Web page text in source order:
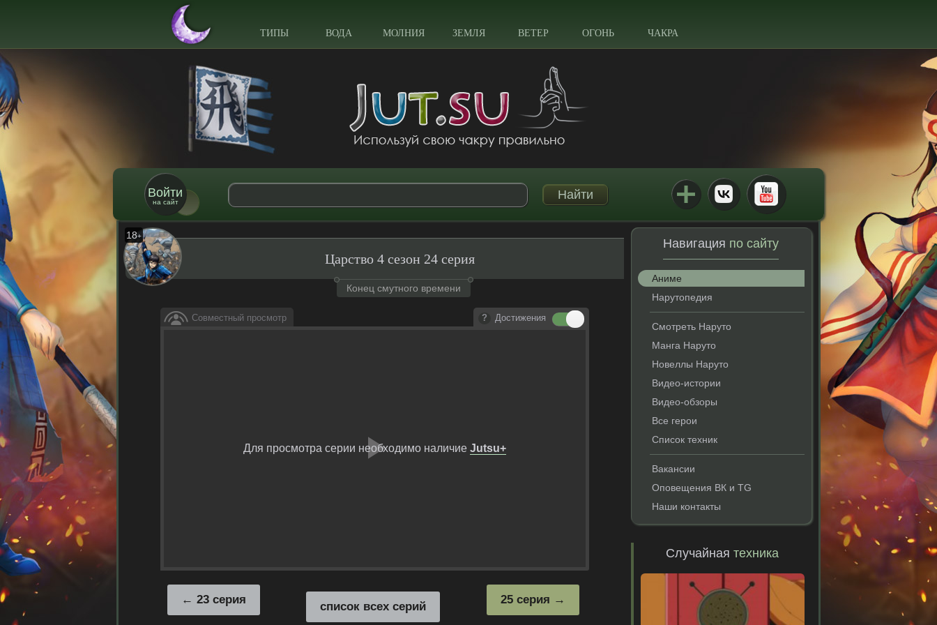
ТИПЫ ВОДА МОЛНИЯ ЗЕМЛЯ ВЕТЕР ОГОНЬ ЧАКРА
Войти
на сайт
18+
Царство 4 сезон 24 серия
Конец смутного времени
Совместный просмотр Достижения
Для просмотра серии необходимо наличие Jutsu+
25 серия
23 серия
список всех серий
Навигация по сайту
Аниме
Нарутопедия
Смотреть Наруто
Манга Наруто
Новеллы Наруто
Видео-истории
Видео-обзоры
Все герои
Список техник
Вакансии
Оповещения ВК и TG
Наши контакты
Случайнаятехника